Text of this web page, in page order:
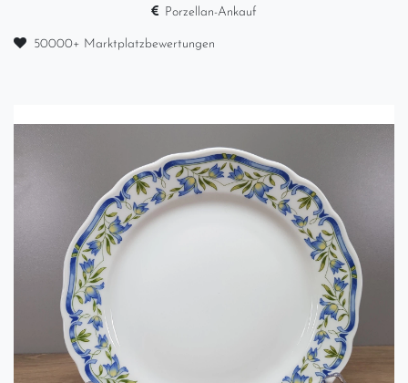
Porzellan-Ankauf
50000+ Marktplatzbewertungen